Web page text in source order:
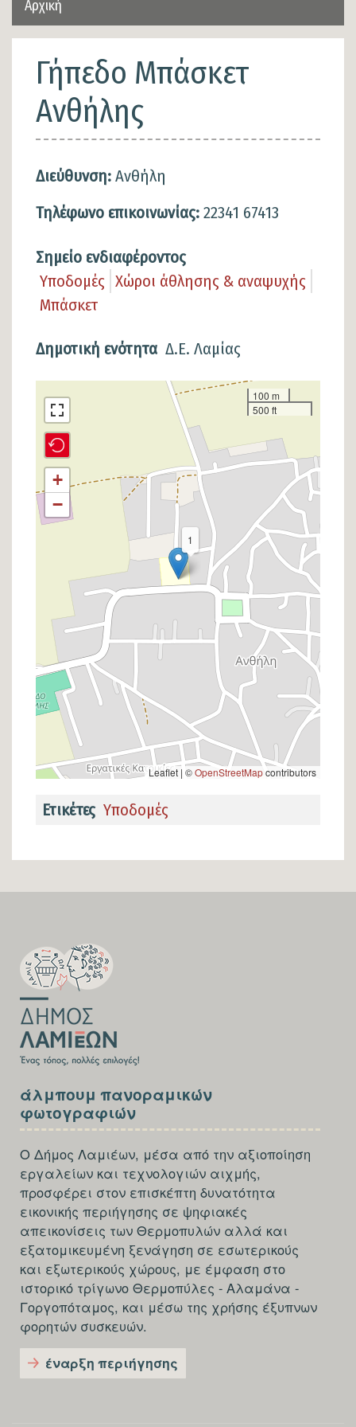
Αρχική
Γήπεδο Μπάσκετ
Ανθήλης
Διεύθυνση: Ανθήλη
Τηλέφωνο επικοινωνίας: 22341 67413
Σημείο ενδιαφέροντος
Υποδομές Χώροι άθλησης & αναψυχής
Μπάσκετ
Δημοτική ενότητα Δ.Ε. Λαμίας
Σημείο
στον
χάρτη
1
+
−
100 m
500 ft
Leaflet | ©OpenStreetMapcontributors
Ετικέτες Υποδομές
FOOTER-
FIRST
SECTION
FOOTER-
THIRD
άλμπουμ πανοραμικών
φωτογραφιών
Ο Δήμος Λαμιέων, μέσα από την αξιοποίηση
εργαλείων και τεχνολογιών αιχμής,
προσφέρει στον επισκέπτη δυνατότητα
εικονικής περιήγησης σε ψηφιακές
απεικονίσεις των Θερμοπυλών αλλά και
εξατομικευμένη ξενάγηση σε εσωτερικούς
και εξωτερικούς χώρους, με έμφαση στο
ιστορικό τρίγωνο Θερμοπύλες - Αλαμάνα -
Γοργοπόταμος, και μέσω της χρήσης έξυπνων
φορητών συσκευών.
έναρξη περιήγησης